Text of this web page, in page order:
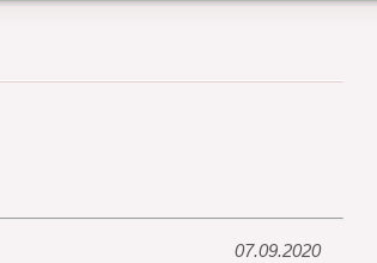
07.09.2020